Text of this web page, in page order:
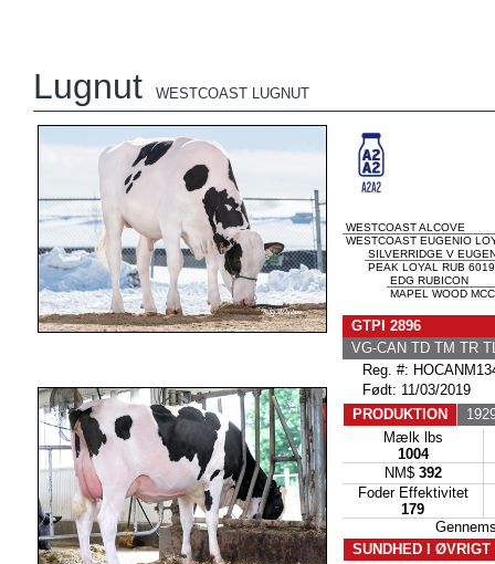
Lugnut WESTCOAST LUGNUT
WESTCOAST ALCOVE
WESTCOAST EUGENIO
SILVERRIDGE V
PEAK LOYAL RUB
EDG RUBICON
MAPEL WOOD
GTPI 2896
VG-CAN TD TM TR
Reg. #:
Født: 11/03/2019
PRODUKTION
Mælk lbs
1004
NM$ 392
Foder Effektivitet
179
SUNDHED I ØVRIGT